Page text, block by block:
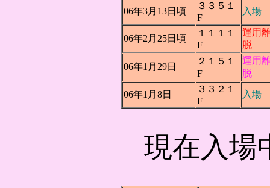
06年3月13日頃
３３５１
F
入場
06年2月25日頃
１１１１
F
運用
脱
06年1月29日
２１５１
F
運用
脱
06年1月8日
３３２１
F
入場
現在入場